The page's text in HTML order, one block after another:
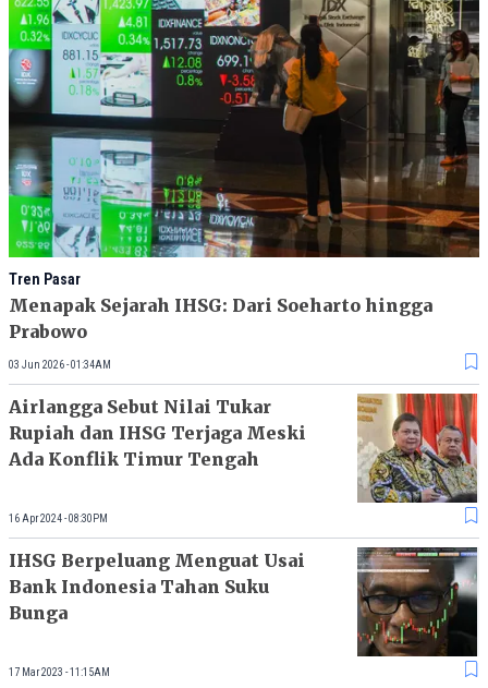
Tren Pasar
Menapak Sejarah IHSG: Dari Soeharto hingga
Prabowo
03 Jun 2026 - 01:34AM
Airlangga Sebut Nilai Tukar
Rupiah dan IHSG Terjaga Meski
Ada Konflik Timur Tengah
16 Apr 2024 - 08:30PM
IHSG Berpeluang Menguat Usai
Bank Indonesia Tahan Suku
Bunga
17 Mar 2023 - 11:15AM